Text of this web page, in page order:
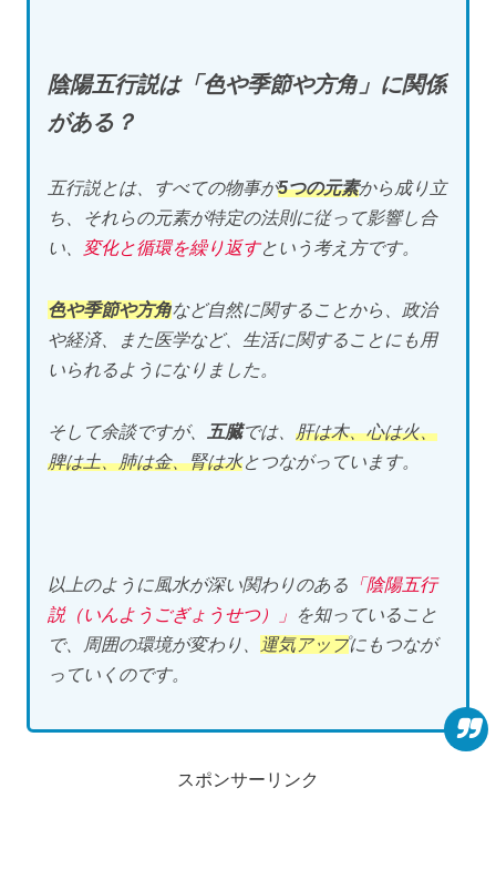
陰陽五行説は「色や季節や方角」に関係
がある？
五行説とは、すべての物事が5つの元素から成り立
ち、それらの元素が特定の法則に従って影響し合
い、
変化と循環を繰り返すという考え方です。
色や季節や方角など自然に関することから、政治
や経済、また医学など、生活に関することにも用
いられるようになりました。
そして余談ですが、 五臓では、 肝は木、心は火、
脾は土、肺は金、腎は水とつながっています。
以上のように風水が深い関わりのある 「陰陽五行
説（いんようごぎょうせつ）」
を知っていること
で、周囲の環境が変わり、
運気アップにもつなが
っていくのです。
スポンサーリンク